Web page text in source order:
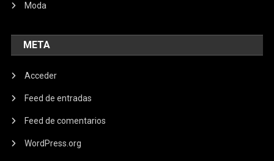
Moda
META
Acceder
Feed de entradas
Feed de comentarios
WordPress.org